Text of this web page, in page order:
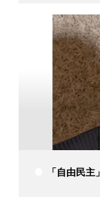
「自由民主」